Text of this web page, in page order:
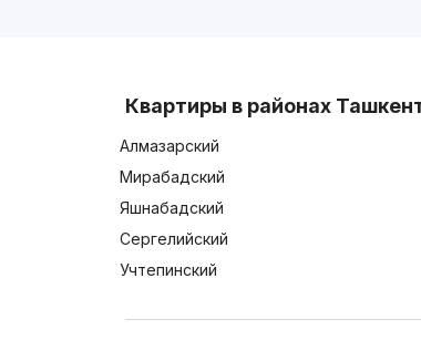
Квартиры в районах
Алмазарский
Мирабадский
Яшнабадский
Сергелийский
Учтепинский